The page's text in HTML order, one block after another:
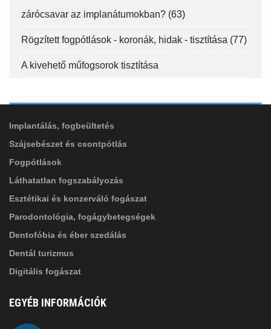
zárócsavar az implanátumokban? (63)
Rögzített fogpótlások - koronák, hidak - tisztítása (77)
A kivehető műfogsorok tisztítása
FELIRATKOZÁS
Implantálás, fogbeültetés
Szájsebészet és csontpótlás
Fogpótlások
Láthatatlan fogszabályozás
Esztétikai és konzerváló fogászat
Parodontológia, fogágybetegségek
Dentofóbia és éber szedálás
Dentál turizmus
Digitális fogászat
EGYÉB INFORMÁCIÓK